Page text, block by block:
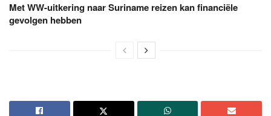
Met WW-uitkering naar Suriname reizen kan financiële
gevolgen hebben